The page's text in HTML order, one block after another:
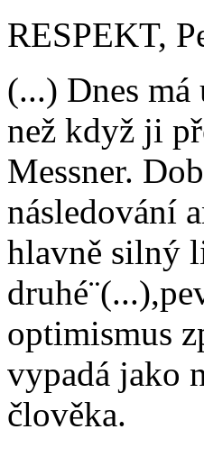
RESPEKT,
(...) Dnes
než když ji
Messner.
následování
hlavně silný
optimismus
vypadá jako
člověka.